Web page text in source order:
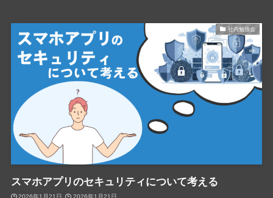
社内勉強会
スマホアプリのセキュリティについて考える
2026年1月21日 2026年1月21日